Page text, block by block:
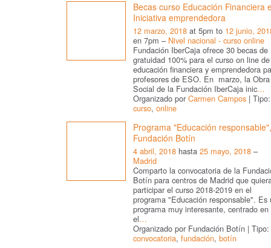
Becas curso Educación Financiera
Iniciativa emprendedora
12 marzo, 2018 at 5pm to 12 junio,
en 7pm – Nivel nacional - curso online
Fundación IberCaja ofrece 30 becas de
gratuidad 100% para el curso on line de
educación financiera y emprendedora
profesores de ESO. En marzo, la Obra
Social de la Fundación IberCaja inic…
Organizado por Carmen Campos | Tipo:
curso, online
Programa "Educación responsable",
Fundación Botín
4 abril, 2018 hasta 25 mayo, 2018 –
Madrid
Comparto la convocatoria de la
Botín para centros de Madrid que
participar el curso 2018-2019 en el
programa "Educación responsable". Es
programa muy interesante, centrado en
el…
Organizado por Fundación Botín | Tipo:
convocatoria, fundación, botín